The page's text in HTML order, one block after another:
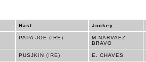
Häst Jockey
PAPA JOE (IRE)
M NARVAEZ
BRAVO
PUSJKIN (IRE) E. CHAVES